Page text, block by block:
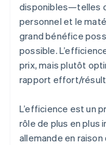
disponibles—telles
personnel et le
grand bénéfice
possible.
prix, mais plutôt
rapport effort/
L’efficience est un
rôle de plus en plus
allemande en raison